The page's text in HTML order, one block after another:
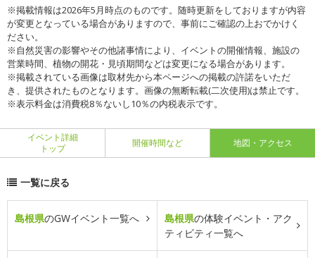
※掲載情報は2026年5月時点のものです。随時更新をしておりますが内容
が変更となっている場合がありますので、事前にご確認の上おでかけく
ださい。
※自然災害の影響やその他諸事情により、イベントの開催情報、施設の
営業時間、植物の開花・見頃期間などは変更になる場合があります。
※掲載されている画像は取材先から本ページへの掲載の許諾をいただ
き、提供されたものとなります。画像の無断転載(二次使用)は禁止です。
※表示料金は消費税8％ないし10％の内税表示です。
イベント詳細
トップ
開催時間など 地図・アクセス
一覧に戻る
島根県のGWイベント一覧へ 島根県の体験イベント・アク
ティビティ一覧へ